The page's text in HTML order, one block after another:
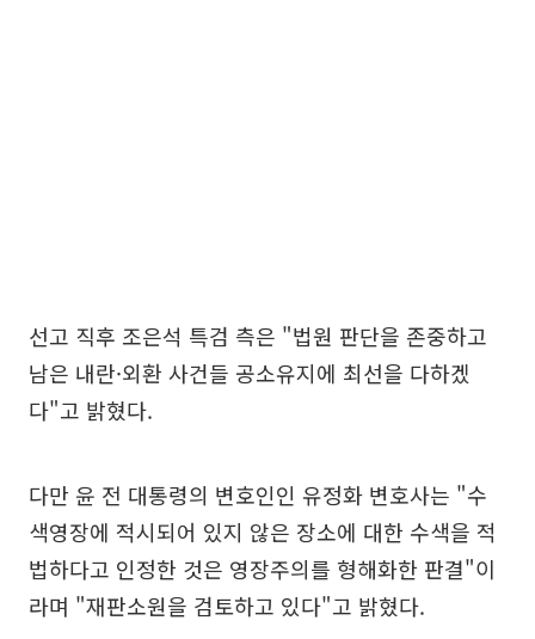
선고 직후 조은석 특검 측은 "법원 판단을 존중하고
남은 내란·외환 사건들 공소유지에 최선을 다하겠
다"고 밝혔다.
다만 윤 전 대통령의 변호인인 유정화 변호사는 "수
색영장에 적시되어 있지 않은 장소에 대한 수색을 적
법하다고 인정한 것은 영장주의를 형해화한 판결"이
라며 "재판소원을 검토하고 있다"고 밝혔다.